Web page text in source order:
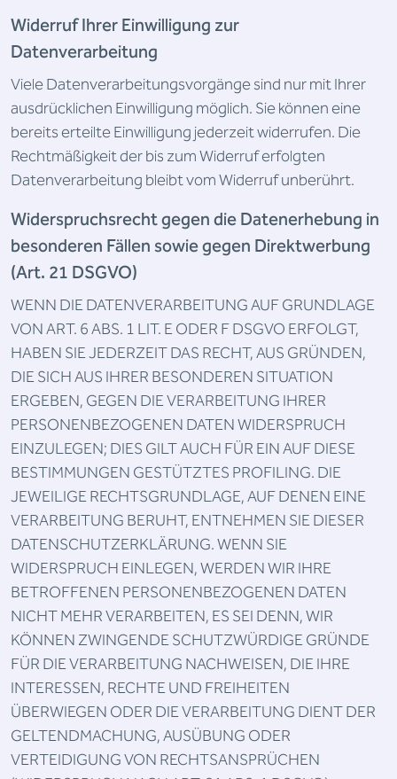
Widerruf Ihrer Einwilligung zur
Datenverarbeitung
Viele Datenverarbeitungsvorgänge sind nur mit Ihrer
ausdrücklichen Einwilligung möglich. Sie können eine
bereits erteilte Einwilligung jederzeit widerrufen. Die
Rechtmäßigkeit der bis zum Widerruf erfolgten
Datenverarbeitung bleibt vom Widerruf unberührt.
Widerspruchsrecht gegen die Datenerhebung in
besonderen Fällen sowie gegen Direktwerbung
(Art. 21 DSGVO)
WENN DIE DATENVERARBEITUNG AUF GRUNDLAGE
VON ART. 6 ABS. 1 LIT. E ODER F DSGVO ERFOLGT,
HABEN SIE JEDERZEIT DAS RECHT, AUS GRÜNDEN,
DIE SICH AUS IHRER BESONDEREN SITUATION
ERGEBEN, GEGEN DIE VERARBEITUNG IHRER
PERSONENBEZOGENEN DATEN WIDERSPRUCH
EINZULEGEN; DIES GILT AUCH FÜR EIN AUF DIESE
BESTIMMUNGEN GESTÜTZTES PROFILING. DIE
JEWEILIGE RECHTSGRUNDLAGE, AUF DENEN EINE
VERARBEITUNG BERUHT, ENTNEHMEN SIE DIESER
DATENSCHUTZERKLÄRUNG. WENN SIE
WIDERSPRUCH EINLEGEN, WERDEN WIR IHRE
BETROFFENEN PERSONENBEZOGENEN DATEN
NICHT MEHR VERARBEITEN, ES SEI DENN, WIR
KÖNNEN ZWINGENDE SCHUTZWÜRDIGE GRÜNDE
FÜR DIE VERARBEITUNG NACHWEISEN, DIE IHRE
INTERESSEN, RECHTE UND FREIHEITEN
ÜBERWIEGEN ODER DIE VERARBEITUNG DIENT DER
GELTENDMACHUNG, AUSÜBUNG ODER
VERTEIDIGUNG VON RECHTSANSPRÜCHEN